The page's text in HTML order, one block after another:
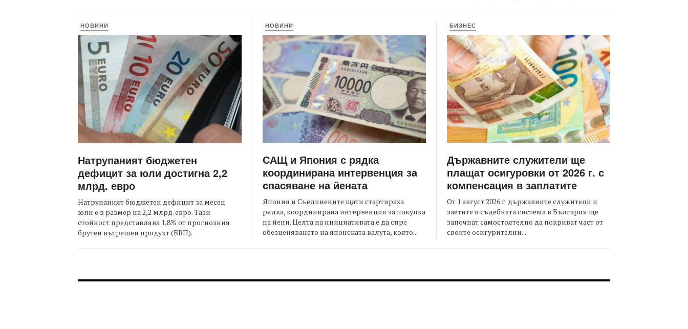
НОВИНИ
Натрупаният бюджетен
дефицит за юли достигна 2,2
млрд. евро
Натрупаният бюджетен дефицит за месец
юли е в размер на 2,2 млрд. евро. Тази
стойност представлява 1,8% от прогнозния
брутен вътрешен продукт (БВП).
НОВИНИ
САЩ и Япония с рядка
координирана интервенция за
спасяване на йената
Япония и Съединените щати стартираха
рядка, координирана интервенция за покупка
на йени. Целта на инициативата е да спре
обезценяването на японската валута, която...
БИЗНЕС
Държавните служители ще
плащат осигуровки от 2026 г. с
компенсация в заплатите
От 1 август 2026 г. държавните служители и
заетите в съдебната система в България ще
започнат самостоятелно да покриват част от
своите осигурителни...